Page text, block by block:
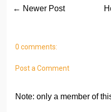
← Newer Post
0 comments:
Post a Comment
Note: only a member of